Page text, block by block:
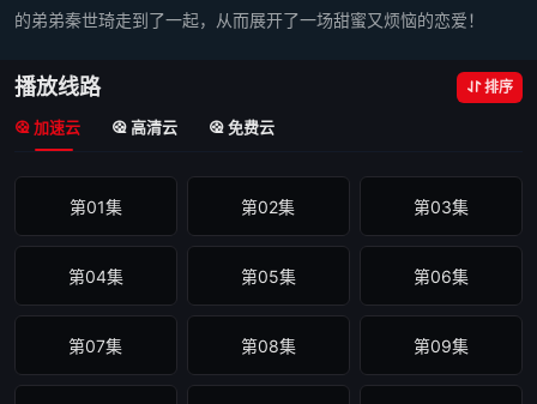
的弟弟秦世琦走到了一起，从而展开了一场甜蜜又烦恼的恋爱！
播放线路 排序
加速云 高清云 免费云
第01集 第02集 第03集
第04集 第05集 第06集
第07集 第08集 第09集